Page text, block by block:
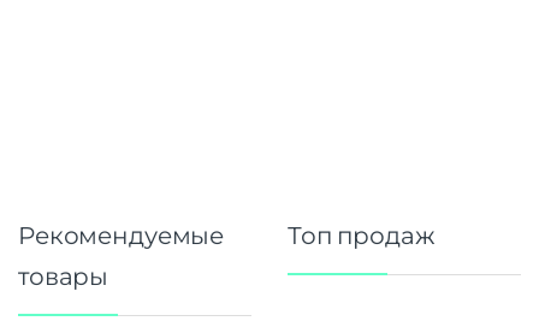
Рекомендуемые
товары
Топ продаж